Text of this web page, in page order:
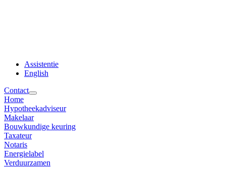
Assistentie
English
Contact
Home
Hypotheekadviseur
Makelaar
Bouwkundige keuring
Taxateur
Notaris
Energielabel
Verduurzamen